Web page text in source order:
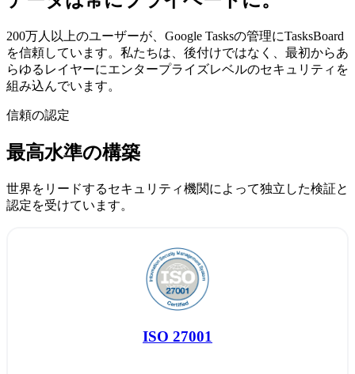
200万人以上のユーザーが、Google Tasksの管理にTasksBoard
を信頼しています。私たちは、後付けではなく、最初からあ
らゆるレイヤーにエンタープライズレベルのセキュリティを
組み込んでいます。
信頼の認定
最高水準の構築
世界をリードするセキュリティ機関によって独立した検証と
認定を受けています。
ISO 27001